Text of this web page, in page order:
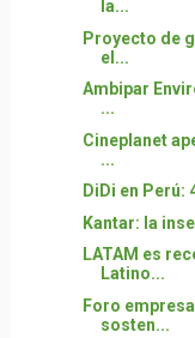
la...
Proyecto de
el...
Ambipar
...
Cineplanet
...
DiDi en
Kantar: la
LATAM es
Latino...
Foro
sosten...